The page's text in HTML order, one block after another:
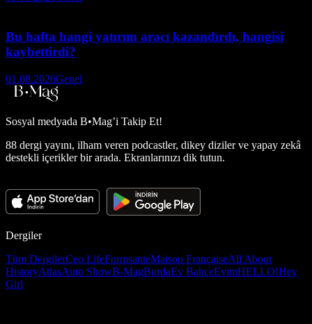
Bu hafta hangi yatırım aracı kazandırdı, hangisi
kaybettirdi?
01.08.2026Genel
Sosyal medyada B•Mag’i Takip Et!
88 dergi yayını, ilham veren podcastler, dikey diziler ve yapay zekâ
destekli içerikler bir arada. Ekranlarınızı dik tutun.
Dergiler
Tüm DergilerCeo LifeFormsanteMaison FrançaiseAll About
HistoryAtlasAuto ShowB-MagBurdaEv BahçeEvimHELLO!Hey
Girl